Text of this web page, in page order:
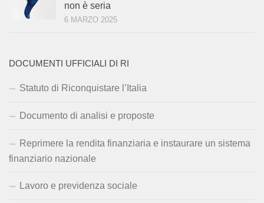
non è seria
6 MARZO 2025
DOCUMENTI UFFICIALI DI RI
Statuto di Riconquistare l’Italia
Documento di analisi e proposte
Reprimere la rendita finanziaria e instaurare un sistema
finanziario nazionale
Lavoro e previdenza sociale